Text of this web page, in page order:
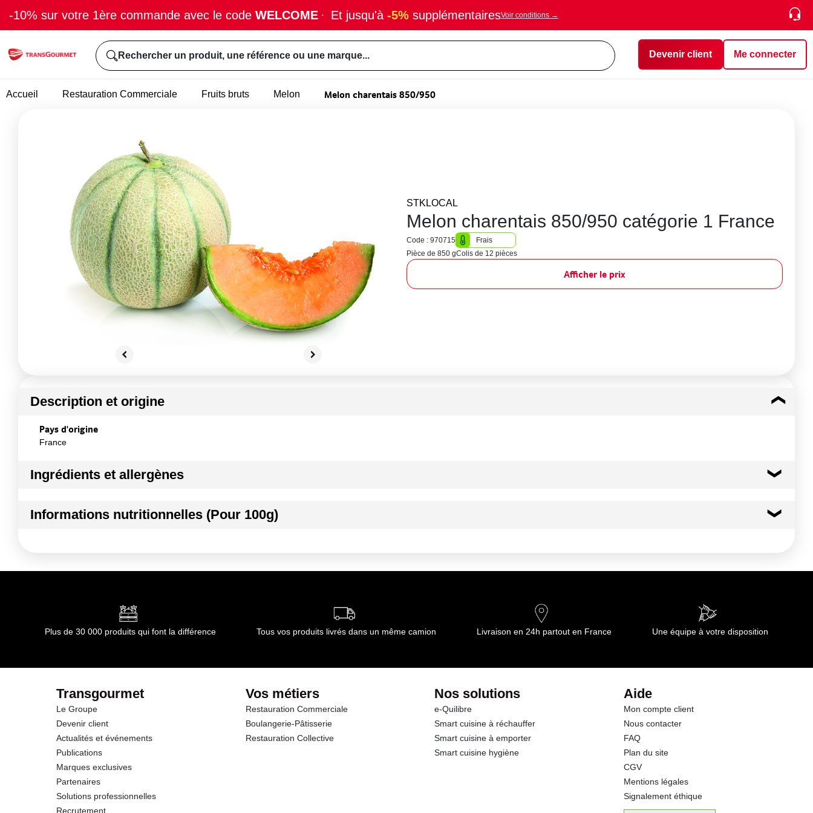
-10% sur votre 1ère commande avec le code WELCOME · Et jusqu'à -5% supplémentairesVoir conditions →
Rechercher un produit, une référence ou une marque... Devenir client Me connecter
Accueil Restauration Commerciale Fruits bruts Melon Melon charentais 850/950
STKLOCAL
Melon charentais 850/950 catégorie 1 France
Code : 970715
Frais
Pièce de 850 gColis de 12 pièces
Afficher le prix
Description et origine
Pays d'origine
France
Ingrédients et allergènes
MELON CHARENTAIS
Informations nutritionnelles (Pour 100g)
Kilojoules 285 kj
dont Acides gras saturés 0.01 g
dont Sucres
Fibres
Protéines
Sodium
Plus de 30 000 produits qui font la différence Tous vos produits livrés dans un même camion Livraison en 24h partout en France Une équipe à votre disposition
Transgourmet
Le Groupe
Devenir client
Actualités et événements
Publications
Marques exclusives
Partenaires
Solutions professionnelles
Recrutement
Vos métiers
Restauration Commerciale
Boulangerie-Pâtisserie
Restauration Collective
Nos solutions
e-Quilibre
Smart cuisine à réchauffer
Smart cuisine à emporter
Smart cuisine hygiène
Aide
Mon compte client
Nous contacter
FAQ
Plan du site
CGV
Mentions légales
Signalement éthique